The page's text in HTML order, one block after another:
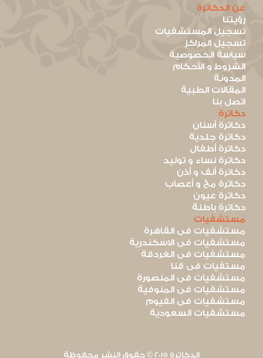
عن الدكاترة
رؤيتنا
تسجيل المستشفيات
تسجيل المراكز
سياسة الخصوصية
الشروط و الأحكام
المدونة
المقالات الطبية
اتصل بنا
دكاترة
دكاترة أسنان
دكاترة جلدية
دكاترة أطفال
دكاترة نساء و توليد
دكاترة أنف و أذن
دكاترة مخ و أعصاب
دكاترة عيون
دكاترة باطنة
مستشفيات
مستشفيات فى القاهرة
مستشفيات فى الاسكندرية
مستشفيات فى الغردقة
مستفيات فى قنا
مستشفيات فى المنصورة
مستشفيات فى المنوفية
مستشفيات فى الفيوم
مستشفيات السعودية
الدكاترة 2015 © حقوق النشر محفوظة